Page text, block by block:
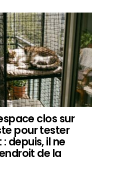
clos sur
pour tester
depuis, il ne
de la